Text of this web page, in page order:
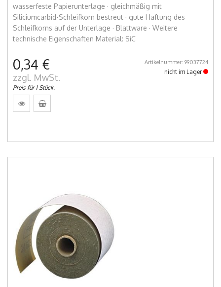
wasserfeste Papierunterlage · gleichmäßig mit
Siliciumcarbid-Schleifkorn bestreut · gute Haftung des
Schleifkorns auf der Unterlage · Blattware · Weitere
technische Eigenschaften Material: SiC
0,34 €
zzgl. MwSt.
Preis für 1 Stück.
Artikelnummer: 99037724
nicht im Lager